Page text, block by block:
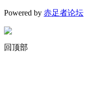
Powered by 赤足者论坛
回顶部